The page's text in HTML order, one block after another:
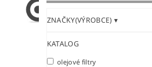
PODMÍNKY OCHRANY
ZNAČKY(VÝROBCE)
KATALOG
olejové filtry